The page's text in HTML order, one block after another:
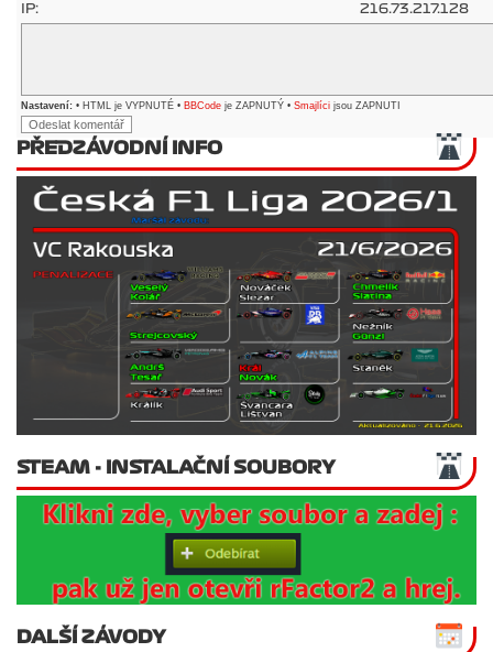
IP: 216.73.217.128
Nastavení: • HTML je VYPNUTÉ • BBCode je ZAPNUTÝ • Smajlíci jsou ZAPNUTI
PŘEDZÁVODNÍ INFO
STEAM - INSTALAČNÍ SOUBORY
DALŠÍ ZÁVODY